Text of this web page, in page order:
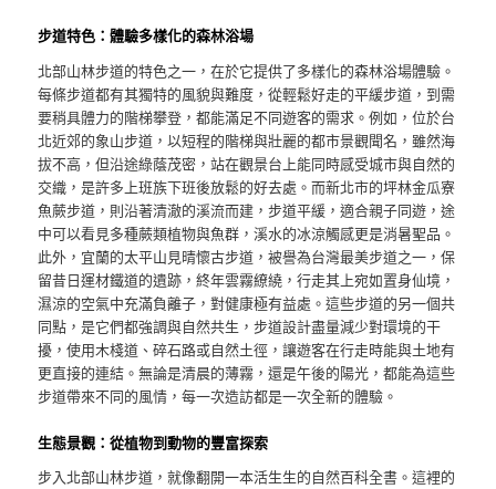
步道特色：體驗多樣化的森林浴場
北部山林步道的特色之一，在於它提供了多樣化的森林浴場體驗。
每條步道都有其獨特的風貌與難度，從輕鬆好走的平緩步道，到需
要稍具體力的階梯攀登，都能滿足不同遊客的需求。例如，位於台
北近郊的象山步道，以短程的階梯與壯麗的都市景觀聞名，雖然海
拔不高，但沿途綠蔭茂密，站在觀景台上能同時感受城市與自然的
交織，是許多上班族下班後放鬆的好去處。而新北市的坪林金瓜寮
魚蕨步道，則沿著清澈的溪流而建，步道平緩，適合親子同遊，途
中可以看見多種蕨類植物與魚群，溪水的冰涼觸感更是消暑聖品。
此外，宜蘭的太平山見晴懷古步道，被譽為台灣最美步道之一，保
留昔日運材鐵道的遺跡，終年雲霧繚繞，行走其上宛如置身仙境，
濕涼的空氣中充滿負離子，對健康極有益處。這些步道的另一個共
同點，是它們都強調與自然共生，步道設計盡量減少對環境的干
擾，使用木棧道、碎石路或自然土徑，讓遊客在行走時能與土地有
更直接的連結。無論是清晨的薄霧，還是午後的陽光，都能為這些
步道帶來不同的風情，每一次造訪都是一次全新的體驗。
生態景觀：從植物到動物的豐富探索
步入北部山林步道，就像翻開一本活生生的自然百科全書。這裡的